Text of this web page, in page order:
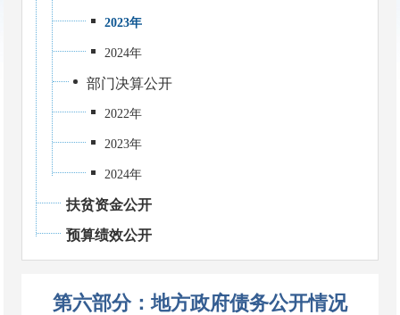
2023年
2024年
部门决算公开
2022年
2023年
2024年
扶贫资金公开
预算绩效公开
第六部分：地方政府债务公开情况